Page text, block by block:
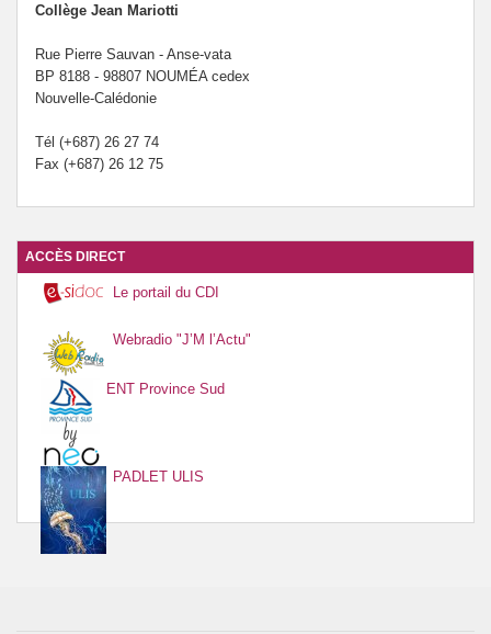
Collège Jean Mariotti
Rue Pierre Sauvan - Anse-vata
BP 8188 - 98807 NOUMÉA cedex
Nouvelle-Calédonie
Tél (+687) 26 27 74
Fax (+687) 26 12 75
ACCÈS DIRECT
Le portail du CDI
Webradio "J’M l’Actu"
ENT Province Sud
PADLET ULIS